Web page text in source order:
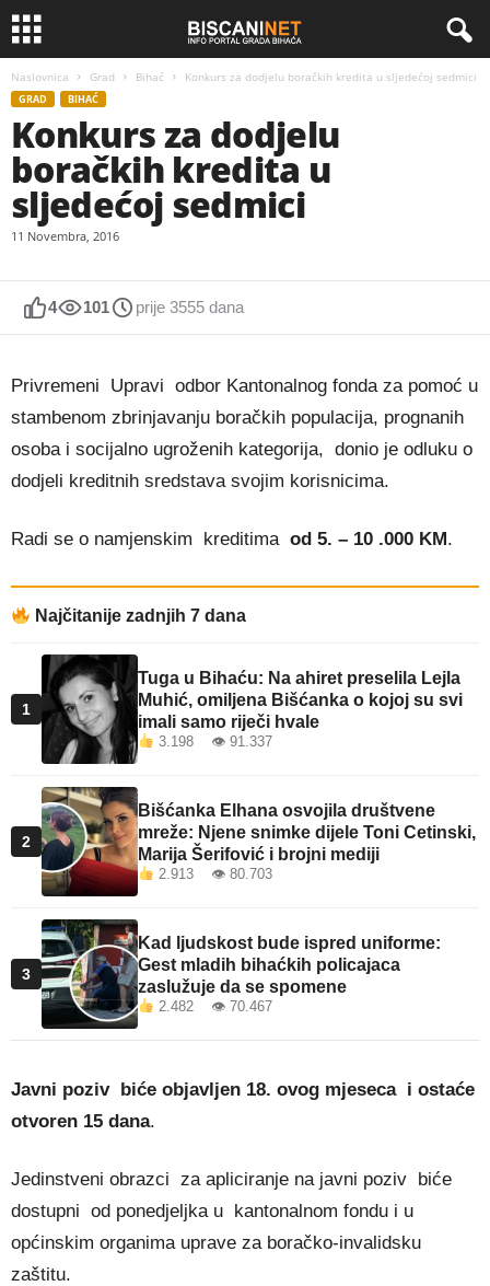
Naslovnica Grad Bihać Konkurs za dodjelu boračkih kredita u sljedećoj sedmici
GRAD BIHAĆ
Konkurs za dodjelu
boračkih kredita u
sljedećoj sedmici
11 Novembra, 2016
4 101 prije 3555 dana
Privremeni Upravi odbor Kantonalnog fonda za pomoć u
stambenom zbrinjavanju boračkih populacija, prognanih
osoba i socijalno ugroženih kategorija, donio je odluku o
dodjeli kreditnih sredstava svojim korisnicima.
Radi se o namjenskim kreditimaod 5. – 10 .000 KM.
Najčitanije zadnjih 7 dana
1
Tuga u Bihaću: Na ahiret preselila Lejla
Muhić, omiljena Bišćanka o kojoj su svi
imali samo riječi hvale
3.198 👁 91.337
2
Bišćanka Elhana osvojila društvene
mreže: Njene snimke dijele Toni Cetinski,
Marija Šerifović i brojni mediji
2.913 👁 80.703
3
Kad ljudskost bude ispred uniforme:
Gest mladih bihaćkih policajaca
zaslužuje da se spomene
2.482 👁 70.467
Javni poziv biće objavljen 18. ovog mjeseca i ostaće
otvoren 15 dana.
Jedinstveni obrazci za apliciranje na javni poziv biće
dostupni od ponedjeljka u kantonalnom fondu i u
općinskim organima uprave za boračko-invalidsku
zaštitu.